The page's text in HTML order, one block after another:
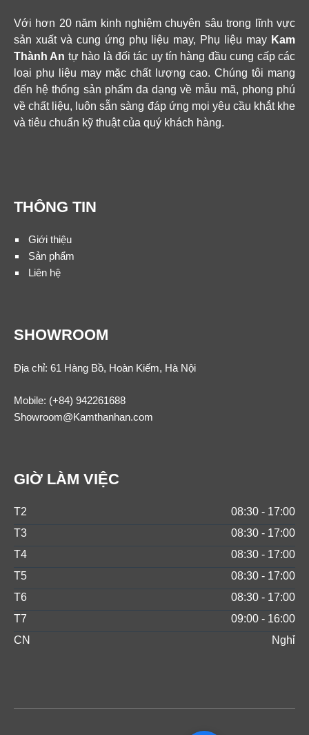
Với hơn 20 năm kinh nghiệm chuyên sâu trong lĩnh vực
sản xuất và cung ứng phụ liệu may, Phụ liệu may Kam
Thành An tự hào là đối tác uy tín hàng đầu cung cấp các
loại phụ liệu may mặc chất lượng cao. Chúng tôi mang
đến hệ thống sản phẩm đa dạng về mẫu mã, phong phú
về chất liệu, luôn sẵn sàng đáp ứng mọi yêu cầu khắt khe
và tiêu chuẩn kỹ thuật của quý khách hàng.
THÔNG TIN
Giới thiệu
Sản phẩm
Liên hệ
SHOWROOM
Địa chỉ: 61 Hàng Bồ, Hoàn Kiếm, Hà Nội
Mobile: (+84) 942261688
Showroom@Kamthanhan.com
GIỜ LÀM VIỆC
T2
08:30 - 17:00
T3
08:30 - 17:00
T4
08:30 - 17:00
T5
08:30 - 17:00
T6
08:30 - 17:00
T7
09:00 - 16:00
CN
Nghỉ